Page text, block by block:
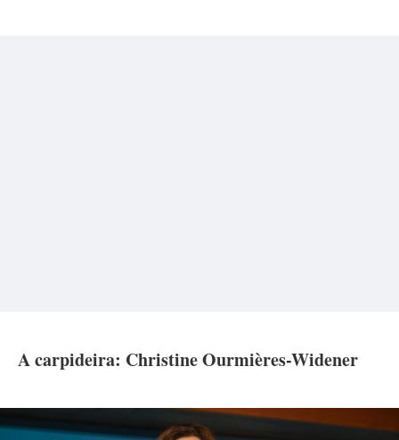
A carpideira: Christine Ourmières-Widener